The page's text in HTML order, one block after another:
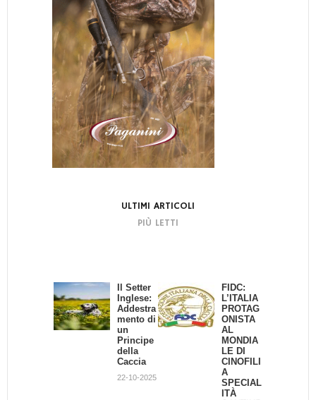
ULTIMI ARTICOLI
PIÙ LETTI
Il Setter
Inglese:
Addestra
mento di
un
Principe
della
Caccia
22-10-2025
FIDC:
L’ITALIA
PROTAG
ONISTA
AL
MONDIA
LE DI
CINOFILI
A
SPECIAL
ITÀ
Domani
a Terni
Arci
Caccia
parla di
Grande
Cinofilia
21-02-2020
Comandi
base
dell'adde
strament
o del
cane da
ferma
23-04-2017